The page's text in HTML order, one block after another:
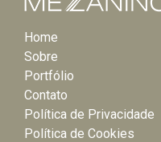
Home
Sobre
Portfólio
Contato
Política de Privacidade
Política de Cookies